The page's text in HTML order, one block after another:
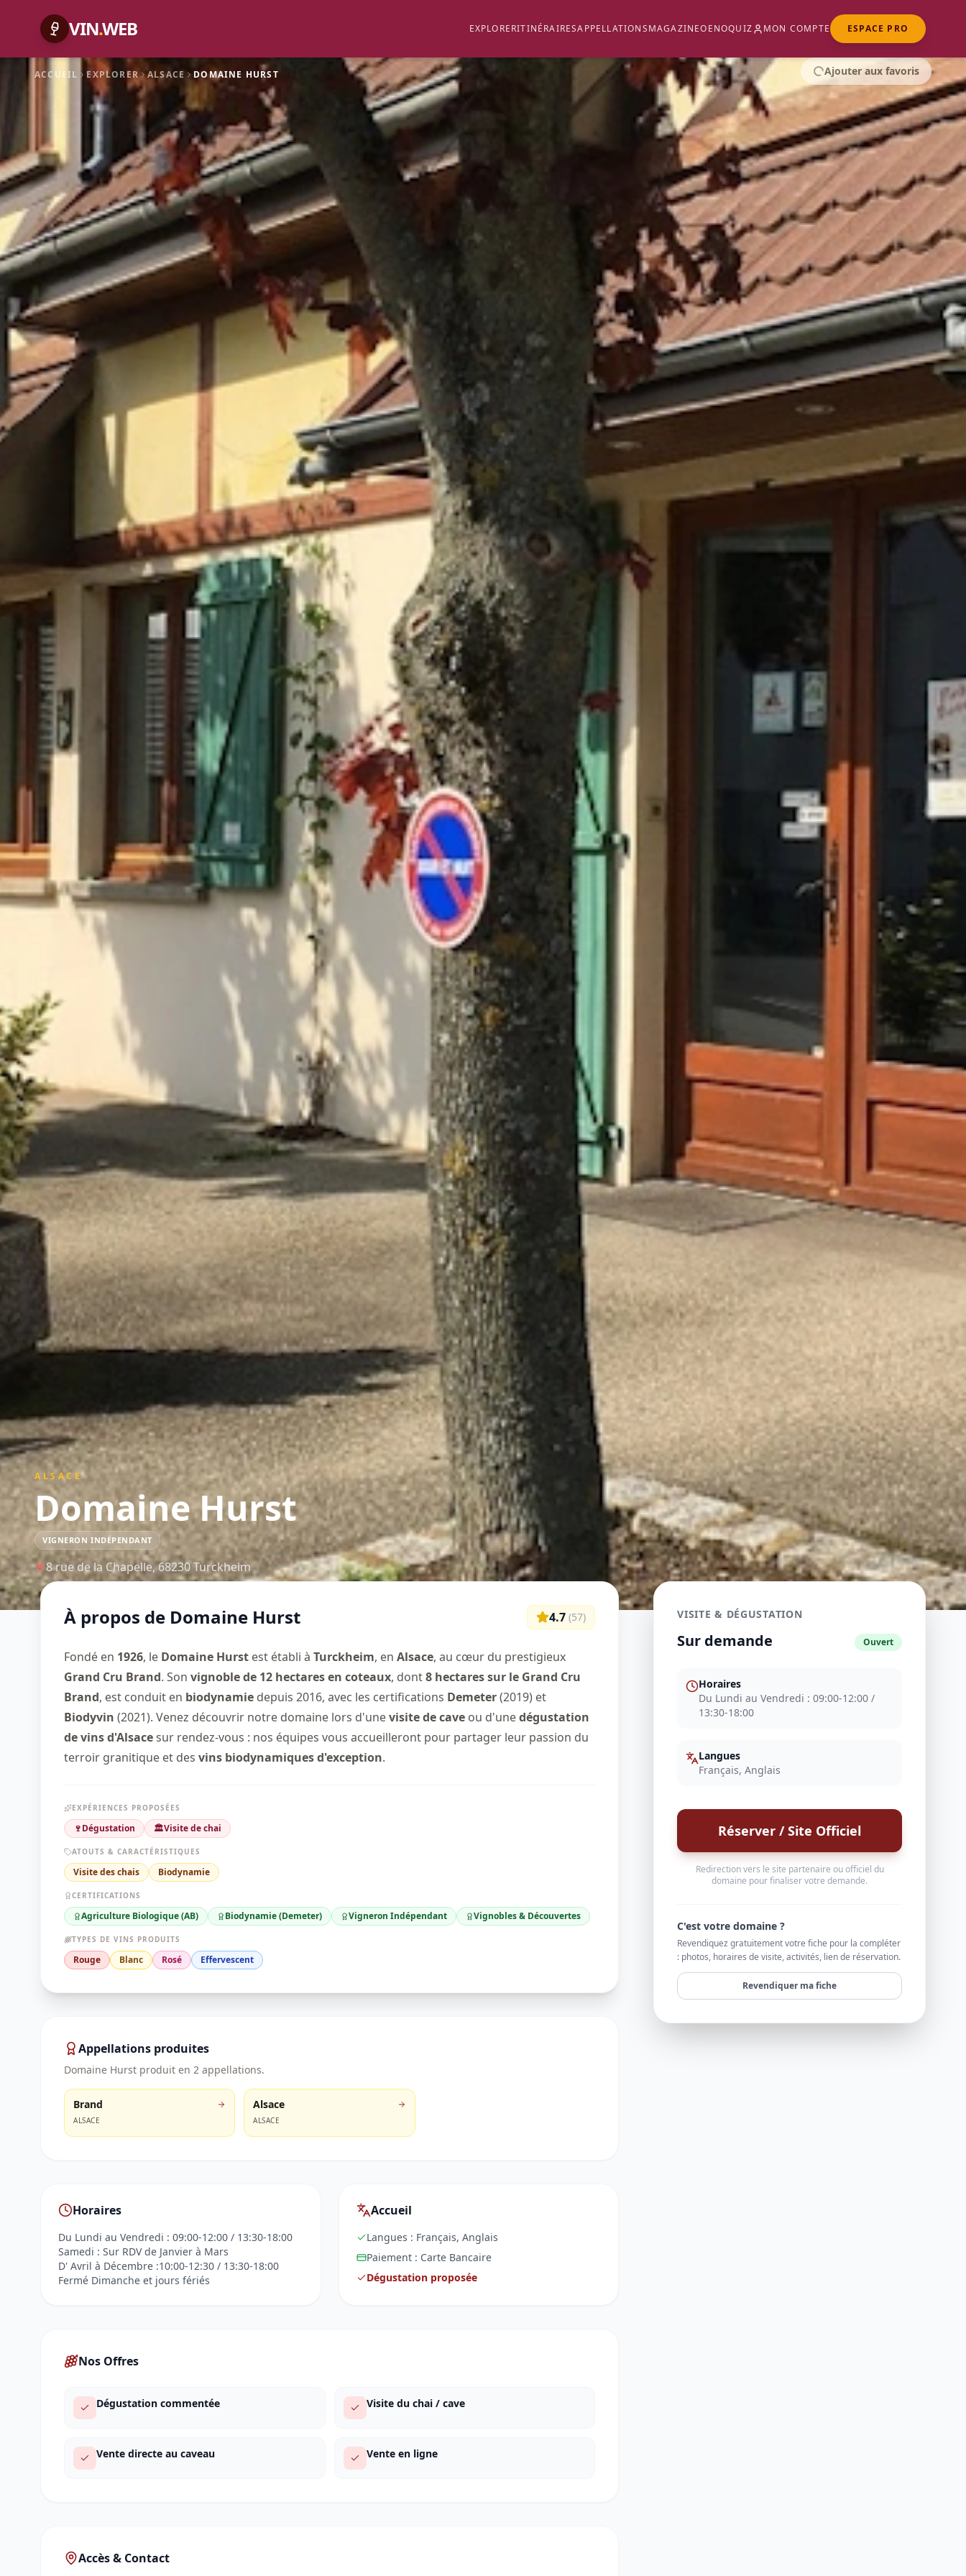
VIN.WEB EXPLORERITINÉRAIRESAPPELLATIONSMAGAZINEOENOQUIZ MON COMPTE ESPACE PRO
ACCUEIL EXPLORER ALSACE DOMAINE HURST Ajouter aux favoris
ALSACE
Domaine Hurst
VIGNERON INDÉPENDANT
8 rue de la Chapelle,68230Turckheim
À propos de Domaine Hurst 4.7 (57)
Fondé en 1926, le Domaine Hurst est établi à Turckheim, en Alsace, au cœur du prestigieux
Grand Cru Brand. Son vignoble de 12 hectares en coteaux, dont8 hectares sur le Grand Cru
Brand, est conduit en biodynamie depuis 2016, avec les certifications Demeter(2019) et
Biodyvin (2021). Venez découvrir notre domaine lors d'unevisite de cave ou d'unedégustation
de vins d'Alsacesur rendez-vous : nos équipes vous accueilleront pour partager leur passion du
terroir granitique et des vins biodynamiques d'exception.
EXPÉRIENCES PROPOSÉES
🍷Dégustation 🏛️Visite de chai
ATOUTS & CARACTÉRISTIQUES
Visite des chais Biodynamie
CERTIFICATIONS
Agriculture Biologique (AB) Biodynamie (Demeter) Vigneron Indépendant Vignobles & Découvertes
TYPES DE VINS PRODUITS
Rouge Blanc Rosé Effervescent
Appellations produites
Domaine Hurst produit en 2 appellations.
Brand
ALSACE
Alsace
ALSACE
Horaires
Du Lundi au Vendredi : 09:00-12:00 / 13:30-18:00
Samedi : Sur RDV de Janvier à Mars
D' Avril à Décembre :10:00-12:30 / 13:30-18:00
Fermé Dimanche et jours fériés
Accueil
Langues : Français, Anglais
Paiement : Carte Bancaire
Dégustation proposée
Nos Offres
Dégustation commentée Visite du chai / cave
Vente directe au caveau Vente en ligne
Accès & Contact
VISITE & DÉGUSTATION
Sur demande Ouvert
Horaires
Du Lundi au Vendredi : 09:00-12:00 /
13:30-18:00
Langues
Français, Anglais
Réserver / Site Officiel
Redirection vers le site partenaire ou officiel du
domaine pour finaliser votre demande.
C'est votre domaine ?
Revendiquez gratuitement votre fiche pour la compléter
: photos, horaires de visite, activités, lien de réservation.
Revendiquer ma fiche